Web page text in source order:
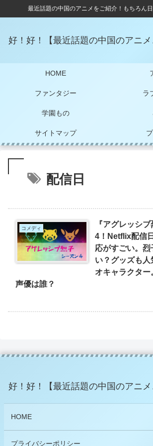
最近話題の中国のアニメをご紹介！もちろん
好！好！【最近話題の中国のアニメ
HOME
ファンタジー ラ
学園もの
サイトマップ
配信日
コメディ
『アグレッシ
4！Netflix配信
応がすごい。
い？グッズも人
オキャラクタ
声優は誰？
好！好！【最近話題の中国のアニメ
HOME
プライバシーポリシー